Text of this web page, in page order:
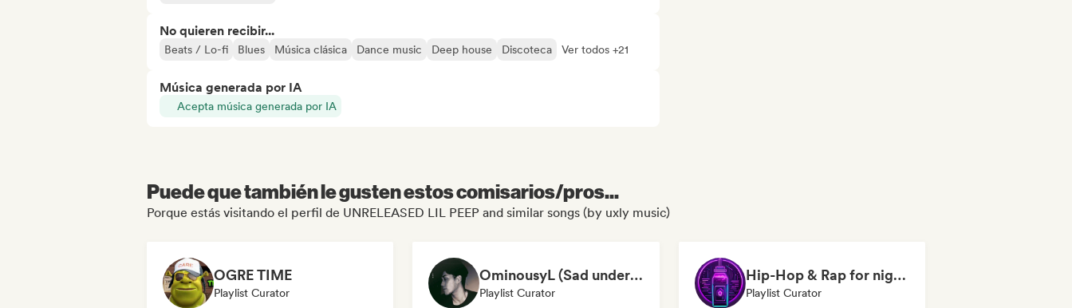
No quieren recibir...
Beats / Lo-fi Blues Música clásica Dance music Deep house Discoteca Ver todos +21
Música generada por IA
Acepta música generada por IA
Puede que también le gusten estos comisarios/pros...
Porque estás visitando el perfil de UNRELEASED LIL PEEP and similar songs (by uxly music)
OGRE TIME
Playlist Curator
OminousyL (Sad underground)
Playlist Curator
Hip-Hop & Rap for night vibes
Playlist Curator